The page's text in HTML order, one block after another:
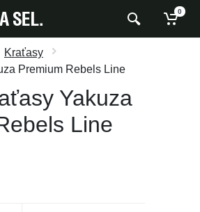
0
Kraťasy
Premium Rebels Line
Yakuza
Line